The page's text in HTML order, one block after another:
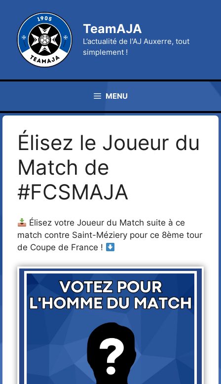
contenu
TeamAJA
L’actualité de l'AJ Auxerre, tout
simplement !
MENU
Élisez le Joueur du
Match de
#FCSMAJA
Élisez votre Joueur du Match suite à ce
match contre Saint-Méziery pour ce 8ème tour
de Coupe de France !